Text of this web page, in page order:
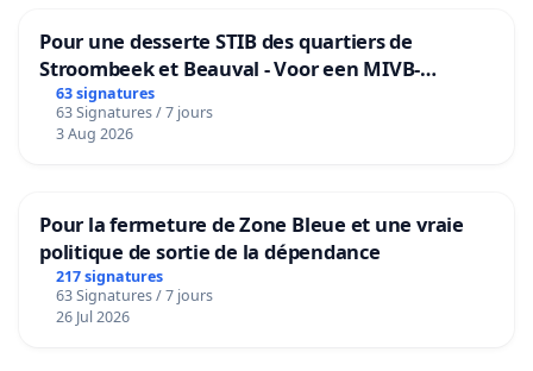
Pour une desserte STIB des quartiers de
Stroombeek et Beauval - Voor een MIVB-
bediening van de wijken Strombeek en Het
Voor
63 signatures
63 Signatures / 7 jours
3 Aug 2026
Pour la fermeture de Zone Bleue et une vraie
politique de sortie de la dépendance
217 signatures
63 Signatures / 7 jours
26 Jul 2026